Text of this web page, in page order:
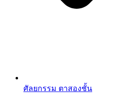
ศัลยกรรม ตาสองชั้น